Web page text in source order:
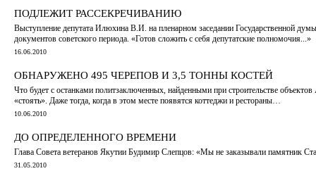
ПОДЛЕЖИТ РАССЕКРЕЧИВАНИЮ
Выступление депутата Илюхина В.И. на пленарном заседании Государственной
документов советского периода. «Готов сложить с себя депутатские полномочия...»
16.06.2010
ОБНАРУЖЕНО 495 ЧЕРЕПОВ И 3,5 ТОННЫ КОСТЕЙ
Что будет с останками политзаключенных, найденными при строительстве
«стоять». Даже тогда, когда в этом месте появятся коттеджи и рестораны…
10.06.2010
ДО ОПРЕДЕЛЕННОГО ВРЕМЕНИ
Глава Совета ветеранов Якутии Будимир Слепцов: «Мы не заказывали памятник
31.05.2010